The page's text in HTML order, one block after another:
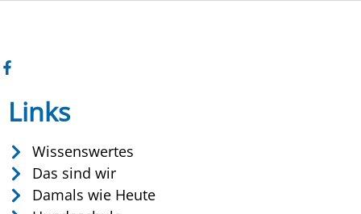
Links
Wissenswertes
Das sind wir
Damals wie Heute